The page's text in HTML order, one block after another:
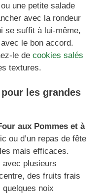
une petite salade
avec la rondeur
se suffit à lui-même,
le bon accord.
le de cookies salés
textures.
les grandes
aux Pommes et à
ou d’un repas de fête
mais efficaces.
avec plusieurs
des fruits frais
noix